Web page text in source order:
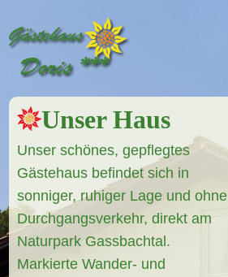
Unser Haus
Unser schönes, gepflegtes
Gästehaus befindet sich in
sonniger, ruhiger Lage und ohne
Durchgangsverkehr, direkt am
Naturpark Gassbachtal.
Markierte Wander- und